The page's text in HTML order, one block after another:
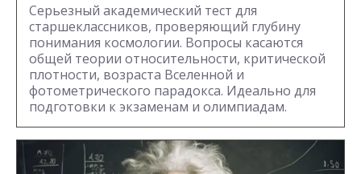
Серьезный академический тест для
старшеклассников, проверяющий глубину
понимания космологии. Вопросы касаются
общей теории относительности, критической
плотности, возраста Вселенной и
фотометрического парадокса. Идеально для
подготовки к экзаменам и олимпиадам.